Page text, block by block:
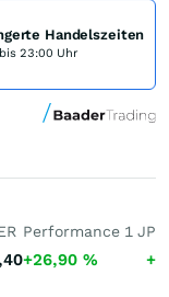
Handelszeiten
23:00 Uhr
Performance 1 J
+26,90 %